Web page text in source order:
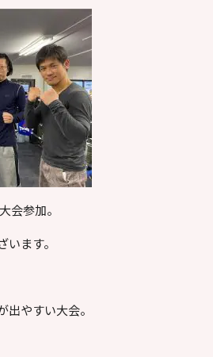
会参加。
ます。
やすい大会。